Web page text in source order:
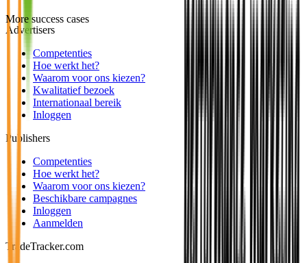
More success cases
Advertisers
Competenties
Hoe werkt het?
Waarom voor ons kiezen?
Kwalitatief bezoek
Internationaal bereik
Inloggen
Publishers
Competenties
Hoe werkt het?
Waarom voor ons kiezen?
Beschikbare campagnes
Inloggen
Aanmelden
TradeTracker.com